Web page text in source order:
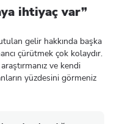
ihtiyaç var”
gelir hakkında başka
çürütmek çok kolaydır.
ve kendi
yüzdesini görmeniz